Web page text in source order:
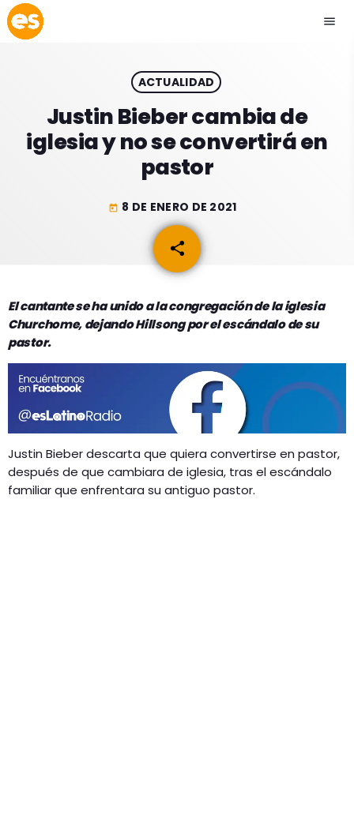
menu
EMISIÓN LA PAZ
play_arrow EMISIÓN COCHABAMBA
ACTUALIDAD
ESPECTÁCULOS
MÚSICA
ENTRETENIMIENTO
PROGRAMACIÓN
RADIO SPLENDID
ACTUALIDAD
Justin Bieber cambia de
iglesia y no se convertirá en
pastor
today 8 DE ENERO DE 2021
share
email
El cantante se ha unido a la congregación de la iglesia
Churchome, dejando Hillsong por el escándalo de su
pastor.
Justin Bieber descarta que quiera convertirse en pastor,
después de que cambiara de iglesia, tras el escándalo
familiar que enfrentara su antiguo pastor.